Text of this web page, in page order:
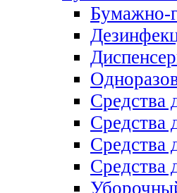
Бумажно-
Средства
Средства
Средства
Средства